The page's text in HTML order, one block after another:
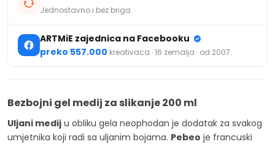
Jednostavno i bez briga
ARTMiE zajednica na Facebooku
preko 557.000 kreativaca · 16 zemalja · od 2007.
Bezbojni gel medij za slikanje 200 ml
Uljani medij u obliku gela neophodan je dodatak za svakog
umjetnika koji radi sa uljanim bojama. Pebeo je francuski